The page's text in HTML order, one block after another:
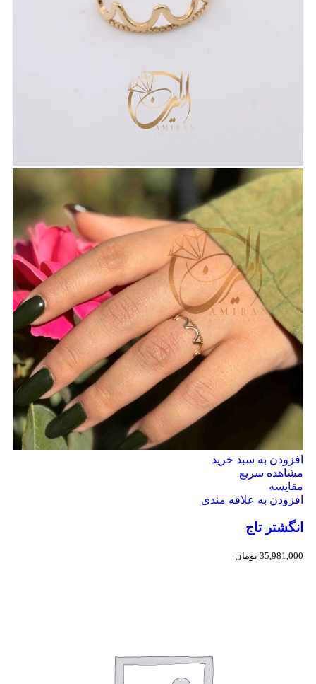
افزودن به سبد خرید
مشاهده سریع
مقایسه
افزودن به علاقه مندی
انگشتر تاج
35,981,000 تومان